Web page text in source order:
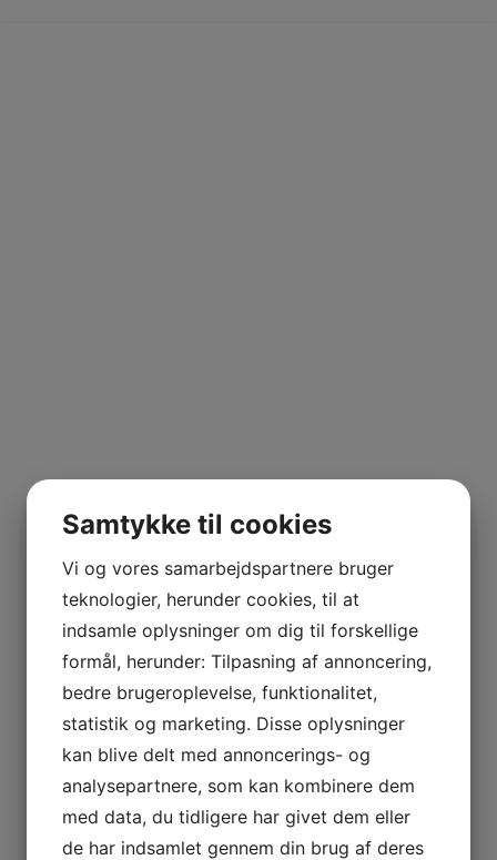
ÅBNINGSTIDER & BESØG OS
Samtykke til cookies
Vi og vores samarbejdspartnere bruger
teknologier, herunder cookies, til at
indsamle oplysninger om dig til forskellige
formål, herunder: Tilpasning af annoncering,
bedre brugeroplevelse, funktionalitet,
statistik og marketing. Disse oplysninger
kan blive delt med annoncerings- og
analysepartnere, som kan kombinere dem
med data, du tidligere har givet dem eller
de har indsamlet gennem din brug af deres